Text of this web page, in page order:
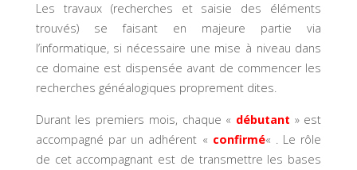
Les travaux (recherches et saisie des éléments
trouvés) se faisant en majeure partie via
l’informatique, si nécessaire une mise à niveau dans
ce domaine est dispensée avant de commencer les
recherches généalogiques proprement dites.
Durant les premiers mois, chaque « débutant » est
accompagné par un adhérent « confirmé« . Le rôle
de cet accompagnant est de transmettre les bases